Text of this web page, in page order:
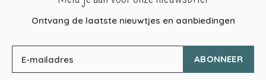
Ontvang de laatste nieuwtjes en aanbiedingen
ABONNEER